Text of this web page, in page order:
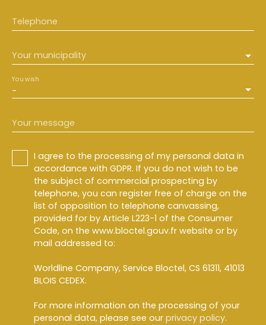
Telephone
Your municipality
-
You wish
Your message
I agree to the processing of my personal data in
accordance with GDPR. If you do not wish to be
the subject of commercial prospecting by
telephone, you can register free of charge on the
list of opposition to telephone canvassing,
provided for by Article L223-1 of the Consumer
Code, on the www.bloctel.gouv.fr website or by
mail addressed to:
Worldline Company, Service Bloctel, CS 61311, 41013
BLOIS CEDEX.
For more information on the processing of your
personal data, please see our privacy policy.